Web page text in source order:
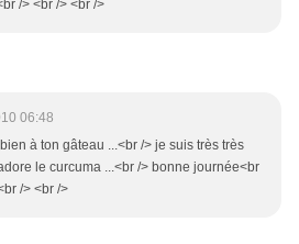
/> <br /> <br />
06:48
à ton gâteau ...<br /> je suis très très
le curcuma ...<br /> bonne journée<br
/> <br />